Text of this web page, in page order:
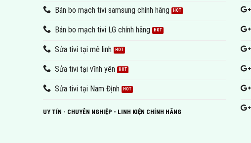
Bán bo mạch tivi samsung chính hãng
Bán bo mạch tivi LG chính hãng
Sửa tivi tại mê linh
Sửa tivi tại vĩnh yên
Sửa tivi tại Nam Định
UY TÍN - CHUYÊN NGHIỆP - LINH KIỆN CHÍNH HÃNG